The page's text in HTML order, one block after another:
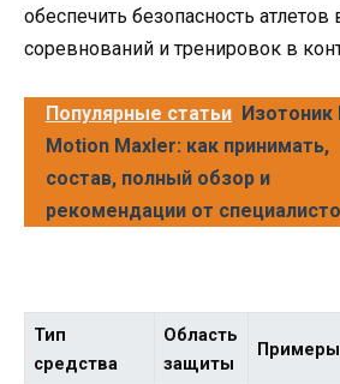
обеспечить безопасность
соревнований и тренировок в
Популярные статьи Изотоник
Motion Maxler: как принимать,
состав, полный обзор и
рекомендации от
Тип
средства
Область
защиты
Примеры